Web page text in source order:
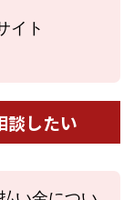
イト
談したい